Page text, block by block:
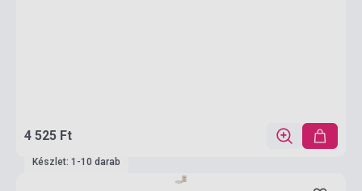
4 525 Ft
Készlet: 1-10 darab